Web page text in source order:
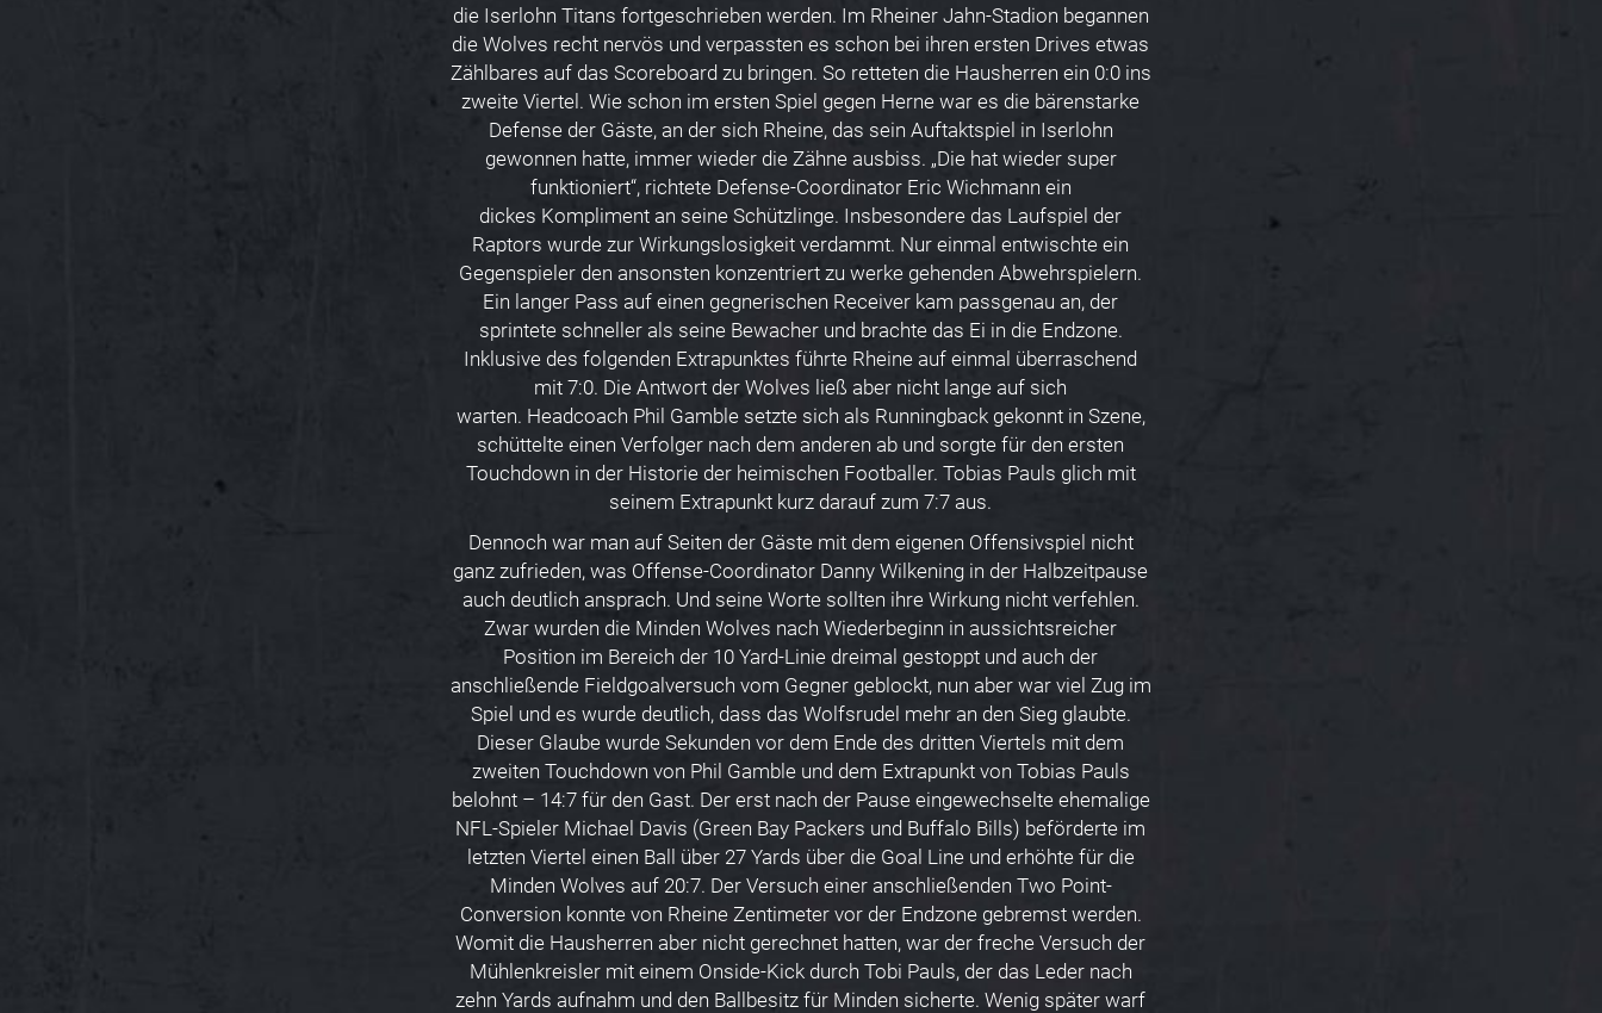
die Iserlohn Titans fortgeschrieben werden. Im Rheiner Jahn-Stadion begannen
die Wolves recht nervös und verpassten es schon bei ihren ersten Drives etwas
Zählbares auf das Scoreboard zu bringen. So retteten die Hausherren ein 0:0 ins
zweite Viertel. Wie schon im ersten Spiel gegen Herne war es die bärenstarke
Defense der Gäste, an der sich Rheine, das sein Auftaktspiel in Iserlohn
gewonnen hatte, immer wieder die Zähne ausbiss. „Die hat wieder super
funktioniert“, richtete Defense-Coordinator Eric Wichmann ein
dickes Kompliment an seine Schützlinge. Insbesondere das Laufspiel der
Raptors wurde zur Wirkungslosigkeit verdammt. Nur einmal entwischte ein
Gegenspieler den ansonsten konzentriert zu werke gehenden Abwehrspielern.
Ein langer Pass auf einen gegnerischen Receiver kam passgenau an, der
sprintete schneller als seine Bewacher und brachte das Ei in die Endzone.
Inklusive des folgenden Extrapunktes führte Rheine auf einmal überraschend
mit 7:0. Die Antwort der Wolves ließ aber nicht lange auf sich
warten. Headcoach Phil Gamble setzte sich als Runningback gekonnt in Szene,
schüttelte einen Verfolger nach dem anderen ab und sorgte für den ersten
Touchdown in der Historie der heimischen Footballer. Tobias Pauls glich mit
seinem Extrapunkt kurz darauf zum 7:7 aus.
Dennoch war man auf Seiten der Gäste mit dem eigenen Offensivspiel nicht
ganz zufrieden, was Offense-Coordinator Danny Wilkening in der Halbzeitpause
auch deutlich ansprach. Und seine Worte sollten ihre Wirkung nicht verfehlen.
Zwar wurden die Minden Wolves nach Wiederbeginn in aussichtsreicher
Position im Bereich der 10 Yard-Linie dreimal gestoppt und auch der
anschließende Fieldgoalversuch vom Gegner geblockt, nun aber war viel Zug im
Spiel und es wurde deutlich, dass das Wolfsrudel mehr an den Sieg glaubte.
Dieser Glaube wurde Sekunden vor dem Ende des dritten Viertels mit dem
zweiten Touchdown von Phil Gamble und dem Extrapunkt von Tobias Pauls
belohnt – 14:7 für den Gast. Der erst nach der Pause eingewechselte ehemalige
NFL-Spieler Michael Davis (Green Bay Packers und Buffalo Bills) beförderte im
letzten Viertel einen Ball über 27 Yards über die Goal Line und erhöhte für die
Minden Wolves auf 20:7. Der Versuch einer anschließenden Two Point-
Conversion konnte von Rheine Zentimeter vor der Endzone gebremst werden.
Womit die Hausherren aber nicht gerechnet hatten, war der freche Versuch der
Mühlenkreisler mit einem Onside-Kick durch Tobi Pauls, der das Leder nach
zehn Yards aufnahm und den Ballbesitz für Minden sicherte. Wenig später warf